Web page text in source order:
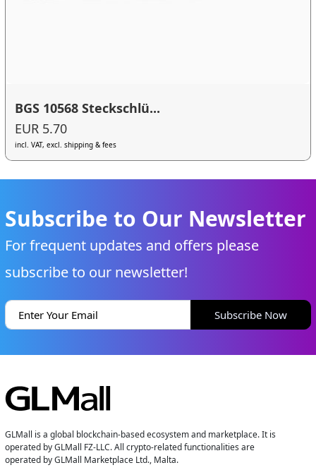
BGS 10568 Steckschlü...
EUR 5.70
incl. VAT, excl. shipping & fees
Subscribe to Our Newsletter
For frequent updates and offers please
subscribe to our newsletter!
Subscribe Now
GLMall is a global blockchain-based ecosystem and marketplace. It is
operated by GLMall FZ-LLC. All crypto-related functionalities are
operated by GLMall Marketplace Ltd., Malta.